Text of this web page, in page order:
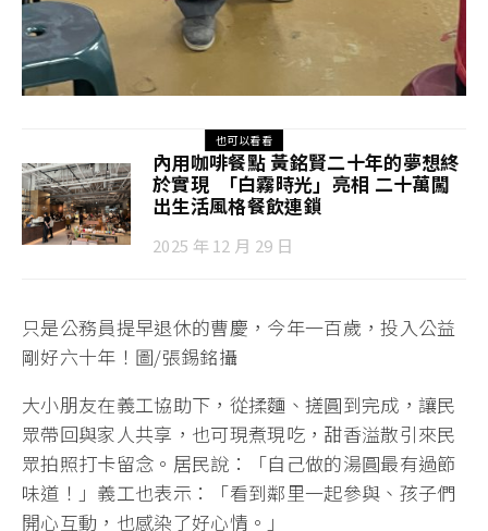
也可以看看
內用咖啡餐點 黃銘賢二十年的夢想終
於實現 「白霧時光」亮相 二十萬闖
出生活風格餐飲連鎖
2025 年 12 月 29 日
只是公務員提早退休的曹慶，今年一百歲，投入公益
剛好六十年！圖/張錫銘攝
大小朋友在義工協助下，從揉麵、搓圓到完成，讓民
眾帶回與家人共享，也可現煮現吃，甜香溢散引來民
眾拍照打卡留念。居民說：「自己做的湯圓最有過節
味道！」義工也表示：「看到鄰里一起參與、孩子們
開心互動，也感染了好心情。」